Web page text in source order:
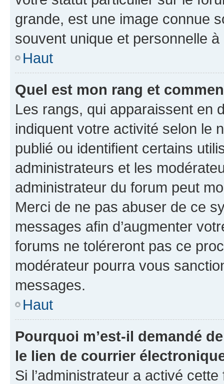
grande, est une image connue
souvent unique et personnelle
Haut
Quel est mon rang et
Les rangs, qui apparaissent en
indiquent votre activité selon le
publié ou identifient certains
administrateurs et les
administrateur du forum peut
Merci de ne pas abuser de ce
messages afin d’augmenter
forums ne toléreront pas ce
modérateur pourra vous
messages.
Haut
Pourquoi m’est-il demandé
le lien de courrier
Si l’administrateur a activé